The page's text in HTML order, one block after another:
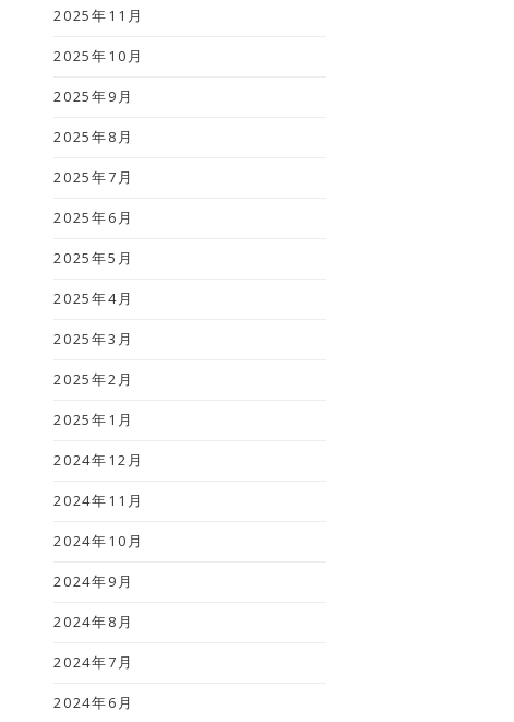
2025年11月
2025年10月
2025年9月
2025年8月
2025年7月
2025年6月
2025年5月
2025年4月
2025年3月
2025年2月
2025年1月
2024年12月
2024年11月
2024年10月
2024年9月
2024年8月
2024年7月
2024年6月